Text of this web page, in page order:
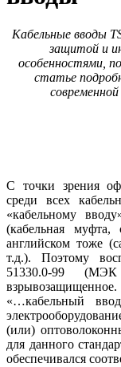
Кабельные вводы
защитой и
особенностями,
статье
С точки зрения
среди всех
«кабельному
(кабельная
английском тоже
т.д.). Поэтому
51330.0-99 (МЭК
взрывозащищенное.
«…кабельный
(или)
для данного
обеспечивался